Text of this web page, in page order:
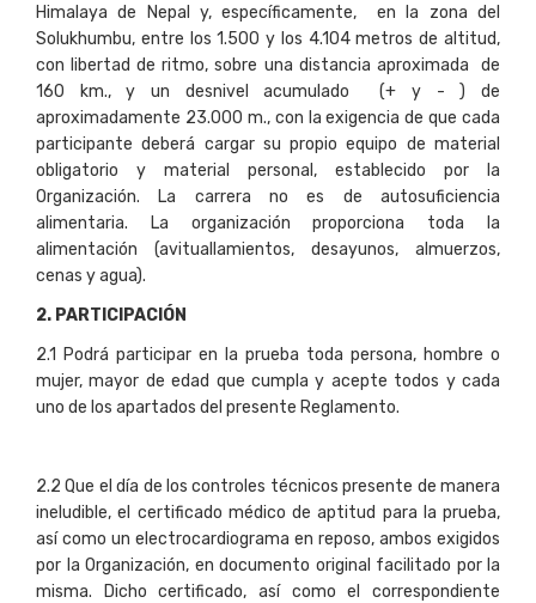
Himalaya de Nepal y, específicamente, en la zona del
Solukhumbu, entre los 1.500 y los 4.104 metros de altitud,
con libertad de ritmo, sobre una distancia aproximada de
160 km., y un desnivel acumulado (+ y - ) de
aproximadamente 23.000 m., con la exigencia de que cada
participante deberá cargar su propio equipo de material
obligatorio y material personal, establecido por la
Organización. La carrera no es de autosuficiencia
alimentaria. La organización proporciona toda la
alimentación (avituallamientos, desayunos, almuerzos,
cenas y agua).
2. PARTICIPACIÓN
2.1 Podrá participar en la prueba toda persona, hombre o
mujer, mayor de edad que cumpla y acepte todos y cada
uno de los apartados del presente Reglamento.
2.2 Que el día de los controles técnicos presente de manera
ineludible, el certificado médico de aptitud para la prueba,
así como un electrocardiograma en reposo, ambos exigidos
por la Organización, en documento original facilitado por la
misma. Dicho certificado, así como el correspondiente